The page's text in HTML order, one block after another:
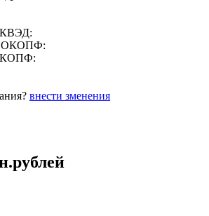
ОКОПФ:
внести зменения